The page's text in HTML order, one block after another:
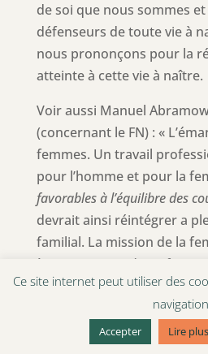
de soi que nous sommes
défenseurs de toute vie à
nous prononçons pour la
atteinte à cette vie à naître.
Voir aussi Manuel
(concernant le FN) : «
femmes. Un travail
pour l’homme et pour la
favorables à l’équilibre des
devrait ainsi réintégrer a
familial. La mission de la
à ceci : «
mettre les enfants
élever… »
Congres pour la famille
(ancien nom du Vlaams
Ce site internet peut utiliser des
Accepter Lire plus